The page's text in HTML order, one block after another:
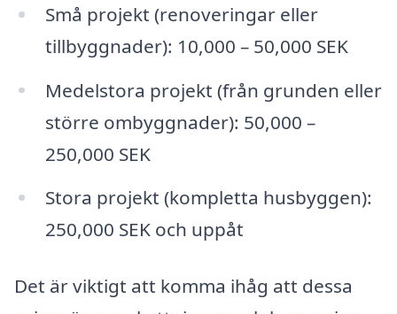
Små projekt (renoveringar eller
tillbyggnader): 10,000 – 50,000 SEK
Medelstora projekt (från grunden eller
större ombyggnader): 50,000 –
250,000 SEK
Stora projekt (kompletta husbyggen):
250,000 SEK och uppåt
Det är viktigt att komma ihåg att dessa